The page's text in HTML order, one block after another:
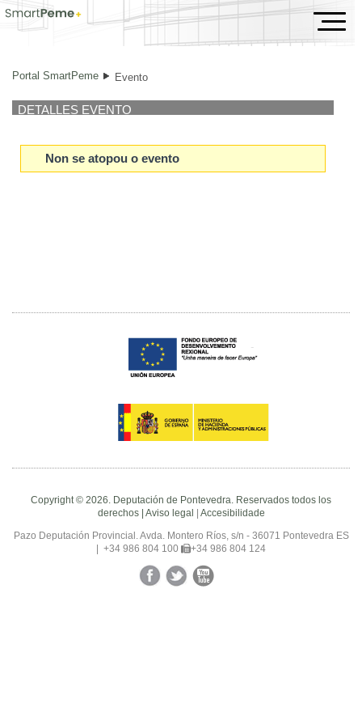
Evento
Portal SmartPeme Evento
DETALLES EVENTO
Non se atopou o evento
Copyright © 2026. Deputación de Pontevedra. Reservados todos los
derechos | Aviso legal | Accesibilidade
Pazo Deputación Provincial. Avda. Montero Ríos, s/n - 36071 Pontevedra ES
| +34 986 804 100
+34 986 804 124
FacebookTwitterYouTube